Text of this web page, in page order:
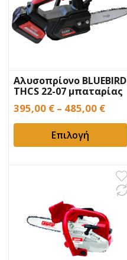
Αλυσοπρίονο BLUEBIRD
THCS 22-07 μπαταρίας
395,00 € – 485,00 €
Επιλογή